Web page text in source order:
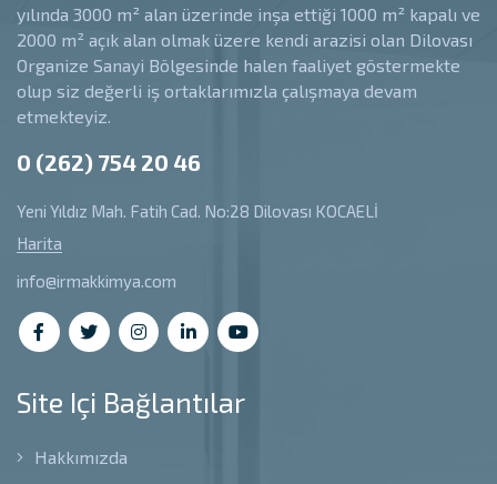
yılında 3000 m² alan üzerinde inşa ettiği 1000 m² kapalı ve
2000 m² açık alan olmak üzere kendi arazisi olan Dilovası
Organize Sanayi Bölgesinde halen faaliyet göstermekte
olup siz değerli iş ortaklarımızla çalışmaya devam
etmekteyiz.
0 (262) 754 20 46
Yeni Yıldız Mah. Fatih Cad. No:28 Dilovası KOCAELİ
Harita
info@irmakkimya.com
Site Içi Bağlantılar
Hakkımızda